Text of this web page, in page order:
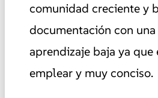
comunidad creciente y
documentación con
aprendizaje baja ya que
emplear y muy conciso.